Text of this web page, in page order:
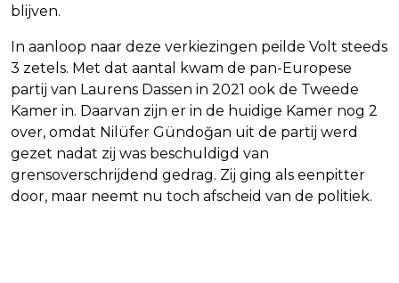
blijven.
In aanloop naar deze verkiezingen peilde Volt steeds
3 zetels. Met dat aantal kwam de pan-Europese
partij van Laurens Dassen in 2021 ook de Tweede
Kamer in. Daarvan zijn er in de huidige Kamer nog 2
over, omdat Nilüfer Gündoğan uit de partij werd
gezet nadat zij was beschuldigd van
grensoverschrijdend gedrag. Zij ging als eenpitter
door, maar neemt nu toch afscheid van de politiek.